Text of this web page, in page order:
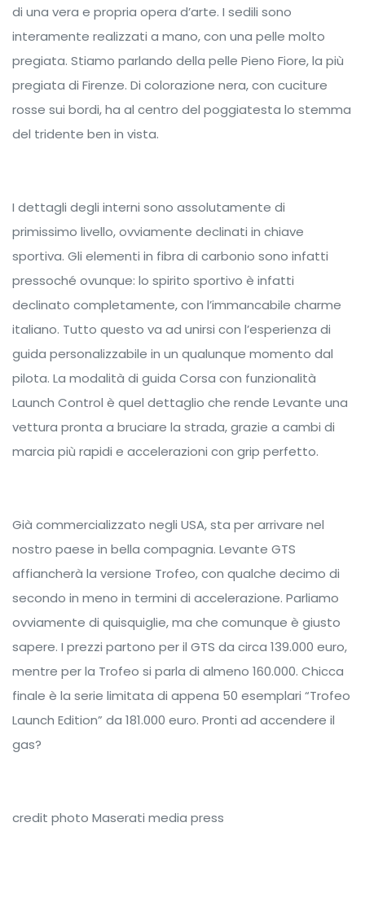
di una vera e propria opera d’arte. I sedili sono
interamente realizzati a mano, con una pelle molto
pregiata. Stiamo parlando della pelle Pieno Fiore, la più
pregiata di Firenze. Di colorazione nera, con cuciture
rosse sui bordi, ha al centro del poggiatesta lo stemma
del tridente ben in vista.
I dettagli degli interni sono assolutamente di
primissimo livello, ovviamente declinati in chiave
sportiva. Gli elementi in fibra di carbonio sono infatti
pressoché ovunque: lo spirito sportivo è infatti
declinato completamente, con l’immancabile charme
italiano. Tutto questo va ad unirsi con l’esperienza di
guida personalizzabile in un qualunque momento dal
pilota. La modalità di guida Corsa con funzionalità
Launch Control è quel dettaglio che rende Levante una
vettura pronta a bruciare la strada, grazie a cambi di
marcia più rapidi e accelerazioni con grip perfetto.
Già commercializzato negli USA, sta per arrivare nel
nostro paese in bella compagnia. Levante GTS
affiancherà la versione Trofeo, con qualche decimo di
secondo in meno in termini di accelerazione. Parliamo
ovviamente di quisquiglie, ma che comunque è giusto
sapere. I prezzi partono per il GTS da circa 139.000 euro,
mentre per la Trofeo si parla di almeno 160.000. Chicca
finale è la serie limitata di appena 50 esemplari “Trofeo
Launch Edition” da 181.000 euro. Pronti ad accendere il
gas?
credit photo Maserati media press